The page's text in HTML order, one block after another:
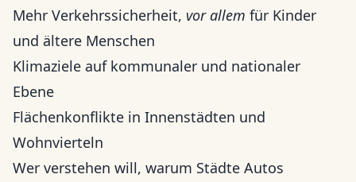
Mehr Verkehrssicherheit, vor allem für Kinder
und ältere Menschen
Klimaziele auf kommunaler und nationaler
Ebene
Flächenkonflikte in Innenstädten und
Wohnvierteln
Wer verstehen will, warum Städte Autos